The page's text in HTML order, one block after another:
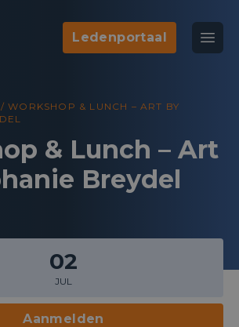
Club & Networking
Ledenportaal
/WORKSHOP & LUNCH – ART BY
& Lunch – Art
Breydel
02
JUL
Aanmelden